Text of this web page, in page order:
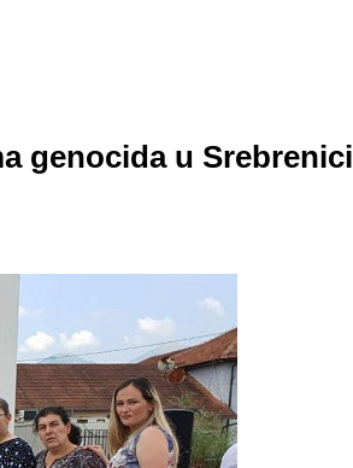
genocida u Srebrenici